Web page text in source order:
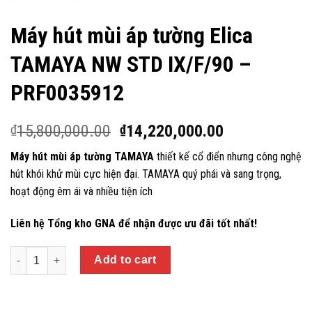
Máy hút mùi áp tường Elica
TAMAYA NW STD IX/F/90 –
PRF0035912
₫15,800,000.00 ₫14,220,000.00
Máy hút mùi áp tường TAMAYA thiết kế cổ điển nhưng công nghệ
hút khói khử mùi cực hiện đại. TAMAYA quý phái và sang trọng,
hoạt động êm ái và nhiều tiện ích
Liên hệ Tổng kho GNA để nhận được ưu đãi tốt nhất!
Quantity
Add to cart